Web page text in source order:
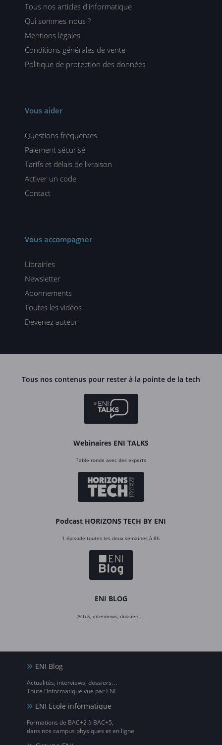
Tous nos articles d'informatique
Qui sommes-nous ?
Mentions légales
Conditions générales de vente
Politique de protection des données
Vous aider
Questions fréquentes
Paiement sécurisé
Tarifs et délais de livraison
Activer un code
Contact
Vous accompagner
Librairies
Newsletter
Abonnements
Toutes les vidéos
Devenez auteur
Tous nos contenus pour rester à la pointe de la tech
Webinaires ENI TALKS
Table ronde avec des experts
Podcast HORIZONS TECH BY ENI
1 épisode toutes les deux semaines à 8h
ENI BLOG
Actus, interviews, dossiers…
ENI Blog
Actualités, interviews, dossiers…
Toute l’informatique vue par ENI
ENI Ecole informatique
Formations de BAC+2 à BAC+5,
dans nos campus physiques et en ligne